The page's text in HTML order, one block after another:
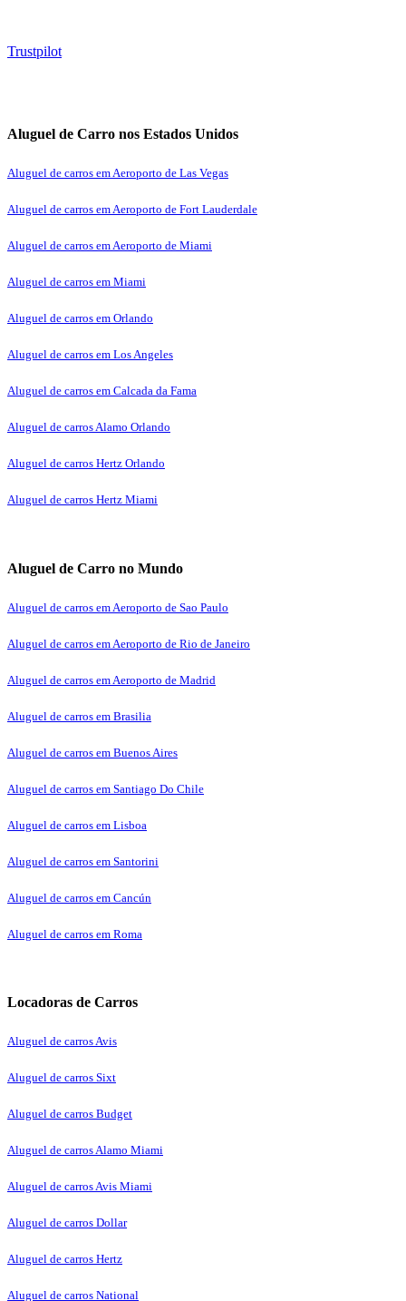
Trustpilot
Aluguel de Carro nos Estados Unidos
Aluguel de carros em Aeroporto de Las Vegas
Aluguel de carros em Aeroporto de Fort Lauderdale
Aluguel de carros em Aeroporto de Miami
Aluguel de carros em Miami
Aluguel de carros em Orlando
Aluguel de carros em Los Angeles
Aluguel de carros em Calcada da Fama
Aluguel de carros Alamo Orlando
Aluguel de carros Hertz Orlando
Aluguel de carros Hertz Miami
Aluguel de Carro no Mundo
Aluguel de carros em Aeroporto de Sao Paulo
Aluguel de carros em Aeroporto de Rio de Janeiro
Aluguel de carros em Aeroporto de Madrid
Aluguel de carros em Brasilia
Aluguel de carros em Buenos Aires
Aluguel de carros em Santiago Do Chile
Aluguel de carros em Lisboa
Aluguel de carros em Santorini
Aluguel de carros em Cancún
Aluguel de carros em Roma
Locadoras de Carros
Aluguel de carros Avis
Aluguel de carros Sixt
Aluguel de carros Budget
Aluguel de carros Alamo Miami
Aluguel de carros Avis Miami
Aluguel de carros Dollar
Aluguel de carros Hertz
Aluguel de carros National